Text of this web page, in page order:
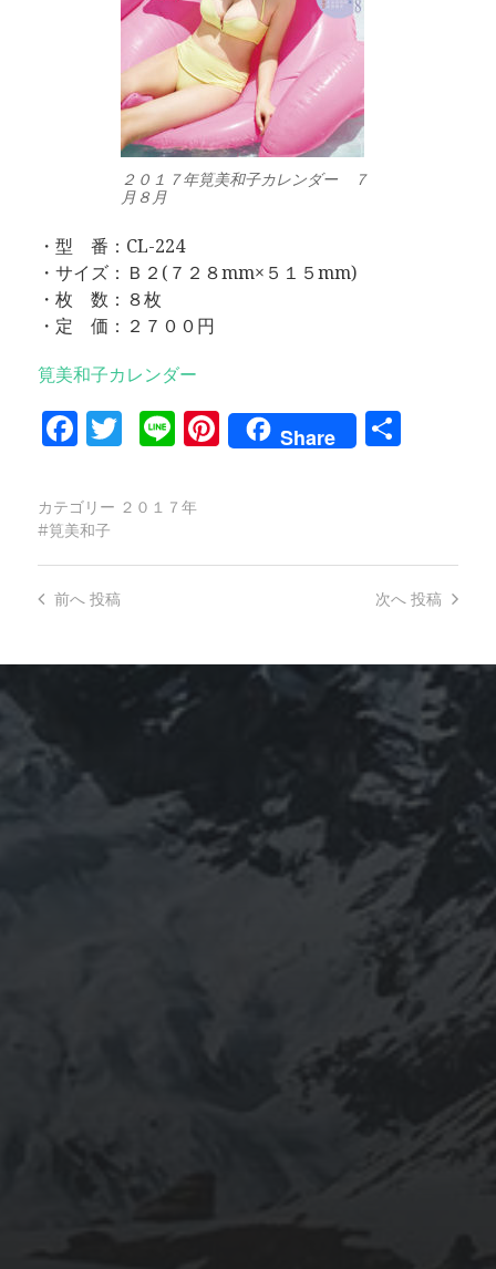
２０１７年筧美和子カレンダー ７
月８月
・型 番：CL-224
・サイズ：Ｂ２(７２８mm×５１５mm)
・枚 数：８枚
・定 価：２７００円
筧美和子カレンダー
Facebook
Twitter
LinePinterest
Share
共
カテゴリー ２０１７年
筧美和子
次へ 投稿
前へ投稿